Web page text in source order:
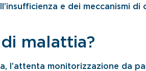
e dei meccanismi di
malattia?
l’attenta monitorizzazione da